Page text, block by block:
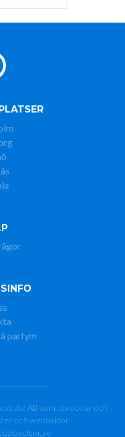
parfym
AB som utvecklar och
och webbsidor.